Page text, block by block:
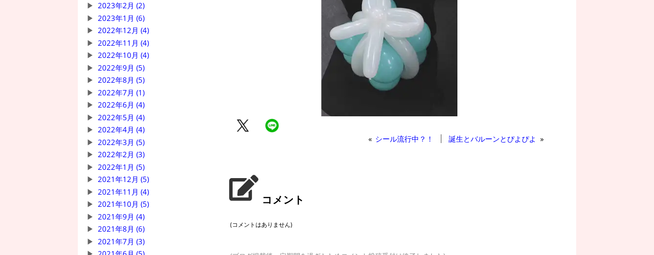
2023年2月 (2)
2023年1月 (6)
2022年12月 (4)
2022年11月 (4)
2022年10月 (4)
2022年9月 (5)
2022年8月 (5)
2022年7月 (1)
2022年6月 (4)
2022年5月 (4)
2022年4月 (4)
2022年3月 (5)
2022年2月 (3)
2022年1月 (5)
2021年12月 (5)
2021年11月 (4)
2021年10月 (5)
2021年9月 (4)
2021年8月 (6)
2021年7月 (3)
« シール流行中？！ 誕生とバルーンとぴよぴよ »
コメント
(コメントはありません)